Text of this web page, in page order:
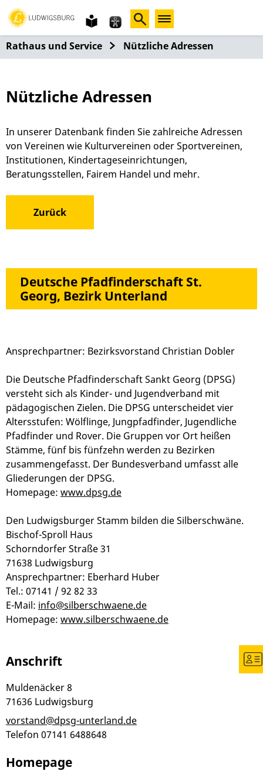
Gebärdensprache
leichte
Sprache
Rathaus und Service Nützliche Adressen
Nützliche Adressen
In unserer Datenbank finden Sie zahlreiche Adressen
von Vereinen wie Kulturvereinen oder Sportvereinen,
Institutionen, Kindertageseinrichtungen,
Beratungsstellen, Fairem Handel und mehr.
Zurück
Deutsche Pfadfinderschaft St.
Georg, Bezirk Unterland
Ansprechpartner: Bezirksvorstand Christian Dobler
Die Deutsche Pfadfinderschaft Sankt Georg (DPSG)
versteht sich als Kinder- und Jugendverband mit
pädagogischen Zielen. Die DPSG unterscheidet vier
Altersstufen: Wölflinge, Jungpfadfinder, Jugendliche
Pfadfinder und Rover. Die Gruppen vor Ort heißen
Stämme, fünf bis fünfzehn werden zu Bezirken
zusammengefasst. Der Bundesverband umfasst alle
Gliederungen der DPSG.
Homepage: www.dpsg.de
Den Ludwigsburger Stamm bilden die Silberschwäne.
Bischof-Sproll Haus
Schorndorfer Straße 31
71638 Ludwigsburg
Ansprechpartner: Eberhard Huber
Tel.: 07141 / 92 82 33
E-Mail: info@silberschwaene.de
Homepage: www.silberschwaene.de
Anschrift
Muldenäcker 8
71636 Ludwigsburg
vorstand@dpsg-unterland.de
Telefon 07141 6488648
Homepage